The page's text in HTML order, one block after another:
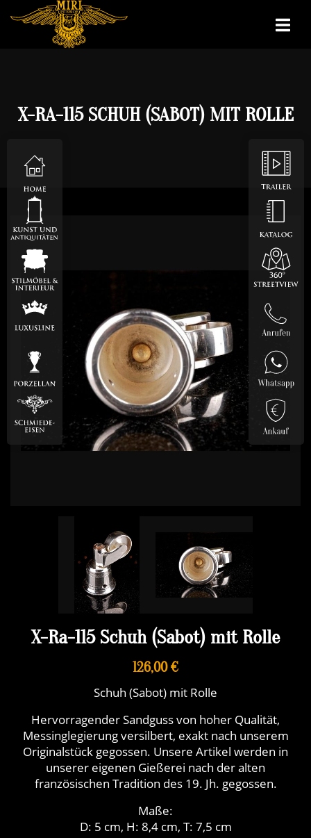
X-RA-115 SCHUH (SABOT) MIT ROLLE
X-Ra-115 Schuh (Sabot) mit Rolle
126,00 €
Schuh (Sabot) mit Rolle
Hervorragender Sandguss von hoher Qualität,
Messinglegierung versilbert, exakt nach unserem
Originalstück gegossen. Unsere Artikel werden in
unserer eigenen Gießerei nach der alten
französischen Tradition des 19. Jh. gegossen.
Maße:
D: 5 cm, H: 8,4 cm, T: 7,5 cm